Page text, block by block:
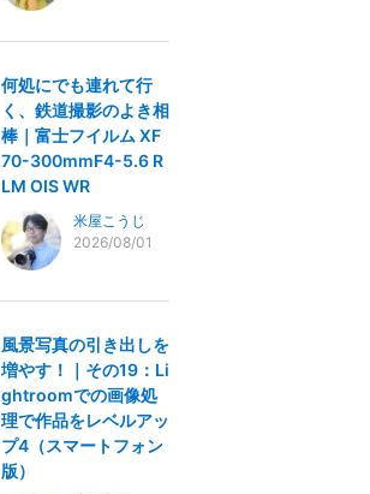
何処にでも連れて行
く、鉄道撮影のよき相
棒｜富士フイルム XF
70-300mmF4-5.6 R
LM OIS WR
米屋こうじ
2026/08/01
風景写真の引き出しを
増やす！｜その19：Li
ghtroomでの画像処
理で作品をレベルアッ
プ4（スマートフォン
版）